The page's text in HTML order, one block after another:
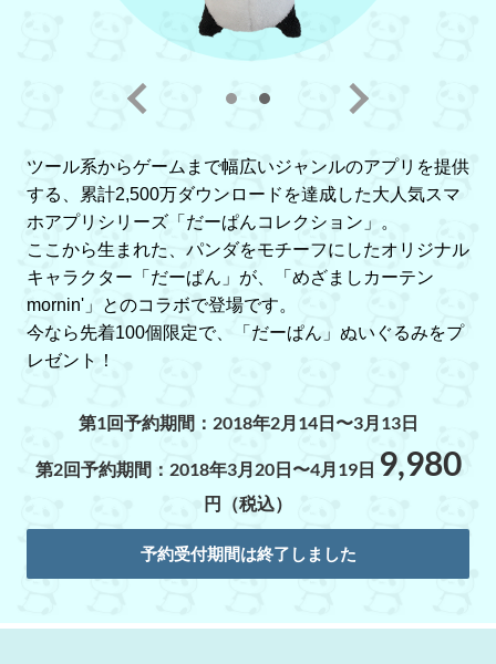
ツール系からゲームまで幅広いジャンルのアプリを提供
する、累計2,500万ダウンロードを達成した大人気スマ
ホアプリシリーズ「だーぱんコレクション」。
ここから生まれた、パンダをモチーフにしたオリジナル
キャラクター「だーぱん」が、「めざましカーテン
mornin'」とのコラボで登場です。
今なら先着100個限定で、「だーぱん」ぬいぐるみをプ
レゼント！
第1回予約期間：2018年2月14日〜3月13日
第2回予約期間：2018年3月20日〜4月19日 9,980
円（税込）
予約受付期間は終了しました